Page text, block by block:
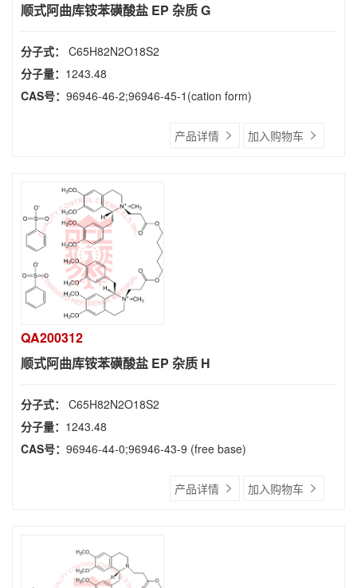
顺式阿曲库铵苯磺酸盐 EP 杂质 G
分子式： C65H82N2O18S2
分子量： 1243.48
CAS号： 96946-46-2;96946-45-1(cation form)
产品详情 加入购物车
QA200312
顺式阿曲库铵苯磺酸盐 EP 杂质 H
分子式： C65H82N2O18S2
分子量： 1243.48
CAS号： 96946-44-0;96946-43-9 (free base)
产品详情 加入购物车